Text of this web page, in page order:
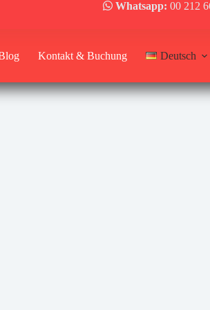
Whatsapp: 00 212
Kontakt & Buchung Deutsch